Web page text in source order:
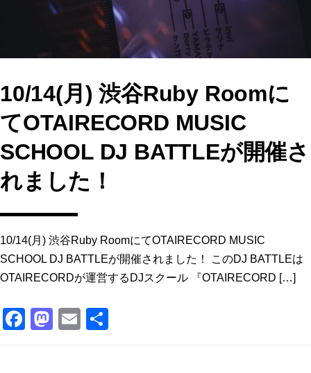
10/14(月) 渋谷Ruby Roomに
てOTAIRECORD MUSIC
SCHOOL DJ BATTLEが開催さ
れました！
10/14(月) 渋谷Ruby RoomにてOTAIRECORD MUSIC
SCHOOL DJ BATTLEが開催されました！ このDJ BATTLEは
OTAIRECORDが運営するDJスクール 『OTAIRECORD […]
F M E